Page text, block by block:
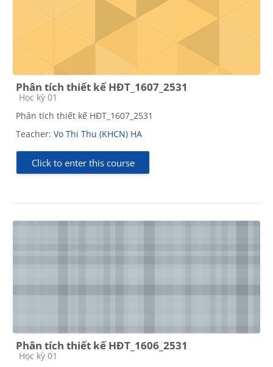
Phân tích thiết kế HĐT_1607_2531
Course category
Học kỳ 01
Phân tích thiết kế HĐT_1607_2531
Teacher: Vo Thi Thu (KHCN) HA
Click to enter this course
Phân tích thiết kế HĐT_1606_2531
Course category
Học kỳ 01